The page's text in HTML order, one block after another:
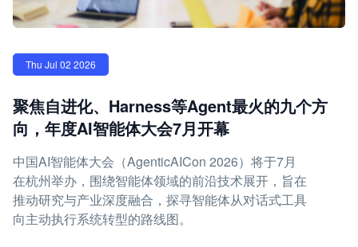
Thu Jul 02 2026
聚焦自进化、Harness等Agent最火的九个方
向，年度AI智能体大会7月开幕
中国AI智能体大会（AgenticAICon 2026）将于7月
在杭州举办，围绕智能体领域的前沿技术展开，旨在
推动研究与产业深度融合，探寻智能体从对话式工具
向主动执行系统转型的路线图。